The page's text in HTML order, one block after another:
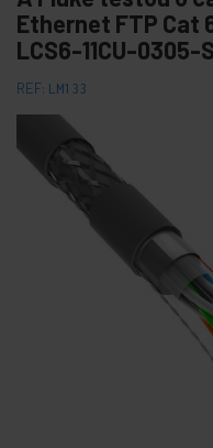
Ethernet FTP Cat
LCS6-11CU-0305-S
REF: LM133